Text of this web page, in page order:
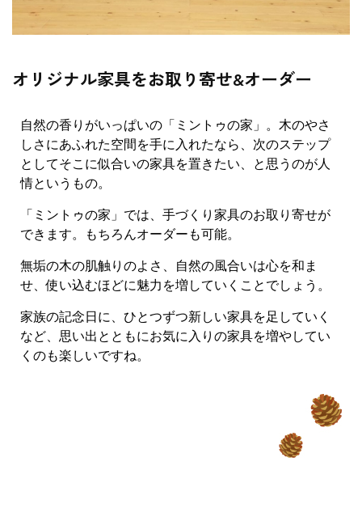
オリジナル家具をお取り寄せ&オーダー
自然の香りがいっぱいの「ミントゥの家」。木のやさ
しさにあふれた空間を手に入れたなら、次のステップ
としてそこに似合いの家具を置きたい、と思うのが人
情というもの。
「ミントゥの家」では、手づくり家具のお取り寄せが
できます。もちろんオーダーも可能。
無垢の木の肌触りのよさ、自然の風合いは心を和ま
せ、使い込むほどに魅力を増していくことでしょう。
家族の記念日に、ひとつずつ新しい家具を足していく
など、思い出とともにお気に入りの家具を増やしてい
くのも楽しいですね。